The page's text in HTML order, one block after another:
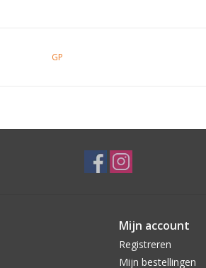
GP
Mijn account
Registreren
Mijn bestellingen